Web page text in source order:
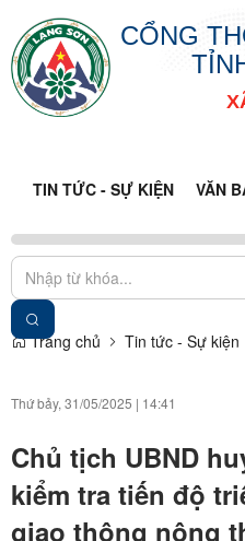
CỔNG
TIN TỨC - SỰ KIỆN VĂN
Trang chủ Tin tức - Sự kiện
Thứ bảy, 31/05/2025 | 14:41
Chủ tịch UBND
kiểm tra tiến độ
giao thông nông